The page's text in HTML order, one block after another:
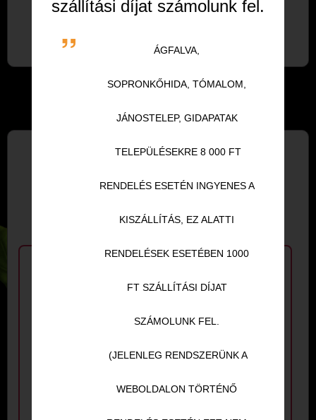
Nincs feltét kiválasztva
MÁSOK EZEKET
szállítási díjat számolunk fel.
ÁGFALVA,
SOPRONKŐHIDA, TÓMALOM,
JÁNOSTELEP, GIDAPATAK
TELEPÜLÉSEKRE 8 000 FT
RENDELÉS ESETÉN INGYENES A
KISZÁLLÍTÁS, EZ ALATTI
RENDELÉSEK ESETÉBEN 1000
FT SZÁLLÍTÁSI DÍJAT
SZÁMOLUNK FEL.
(JELENLEG RENDSZERÜNK A
WEBOLDALON TÖRTÉNŐ